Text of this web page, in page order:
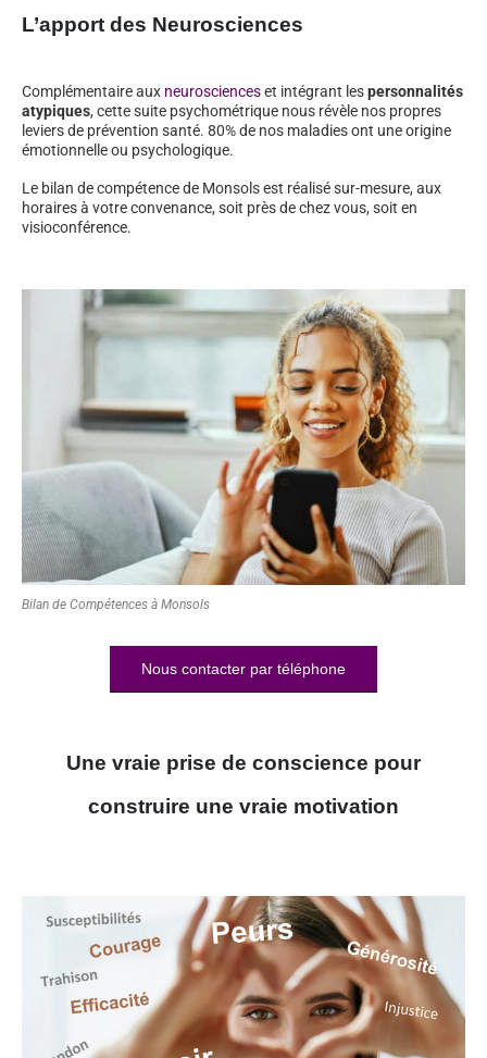
L’apport des Neurosciences
Complémentaire aux neuroscienceset intégrant lespersonnalités
atypiques, cette suite psychométrique nous révèle nos propres
leviers de prévention santé. 80% de nos maladies ont une origine
émotionnelle ou psychologique.
Le bilan de compétence de Monsols est réalisé sur-mesure, aux
horaires à votre convenance, soit près de chez vous, soit en
visioconférence.
Bilan de Compétences à Monsols
Nous contacter par téléphone
Une vraie prise de conscience pour
construire une vraie motivation